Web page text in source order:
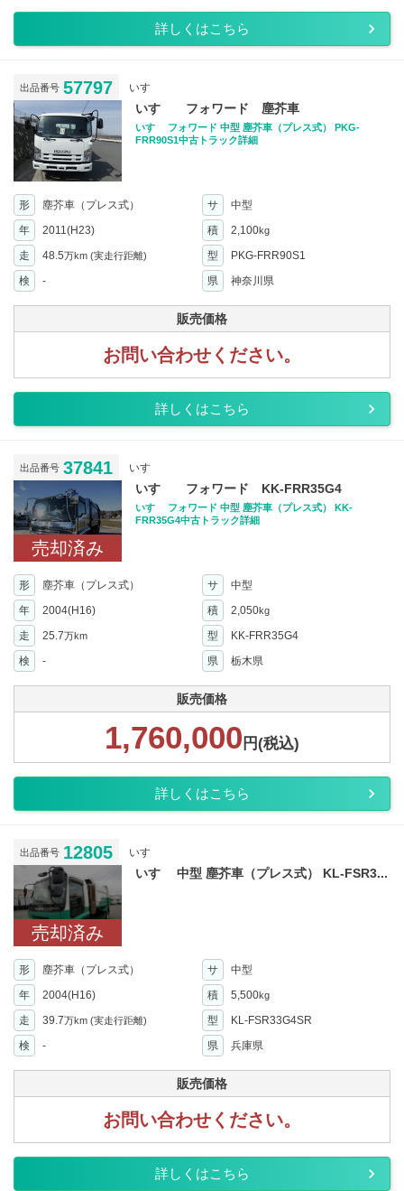
詳しくはこちら
出品番号 57797 いすゞ
いすゞ フォワード 塵芥車
いすゞ フォワード 中型 塵芥車（プレス式） PKG-
FRR90S1中古トラック詳細
形 塵芥車（プレス式） サ
中型
年
2011(H23) 積 2,100kg
走 48.5万km (実走行距離) 型
PKG-FRR90S1
検
- 県 神奈川県
販売価格
お問い合わせください。
詳しくはこちら
出品番号 37841 いすゞ
売却済み
いすゞ フォワード KK-FRR35G4
いすゞ フォワード 中型 塵芥車（プレス式） KK-
FRR35G4中古トラック詳細
形 塵芥車（プレス式） サ
中型
年
2004(H16) 積 2,050kg
走 25.7万km 型
KK-FRR35G4
検
- 県 栃木県
販売価格
1,760,000 円(税込)
詳しくはこちら
出品番号 12805 いすゞ
売却済み
いすゞ 中型 塵芥車（プレス式） KL-FSR3...
形 塵芥車（プレス式） サ
中型
年
2004(H16) 積 5,500kg
走 39.7万km (実走行距離) 型
KL-FSR33G4SR
検
- 県 兵庫県
販売価格
お問い合わせください。
詳しくはこちら